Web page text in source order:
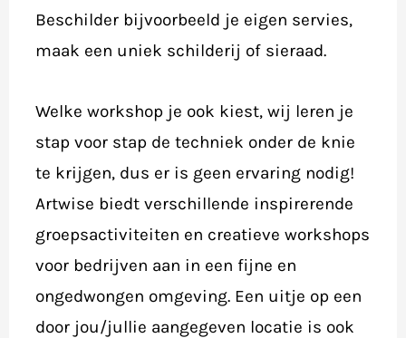
Beschilder bijvoorbeeld je eigen servies,
maak een uniek schilderij of sieraad.
Welke workshop je ook kiest, wij leren je
stap voor stap de techniek onder de knie
te krijgen, dus er is geen ervaring nodig!
Artwise biedt verschillende inspirerende
groepsactiviteiten en creatieve workshops
voor bedrijven aan in een fijne en
ongedwongen omgeving. Een uitje op een
door jou/jullie aangegeven locatie is ook